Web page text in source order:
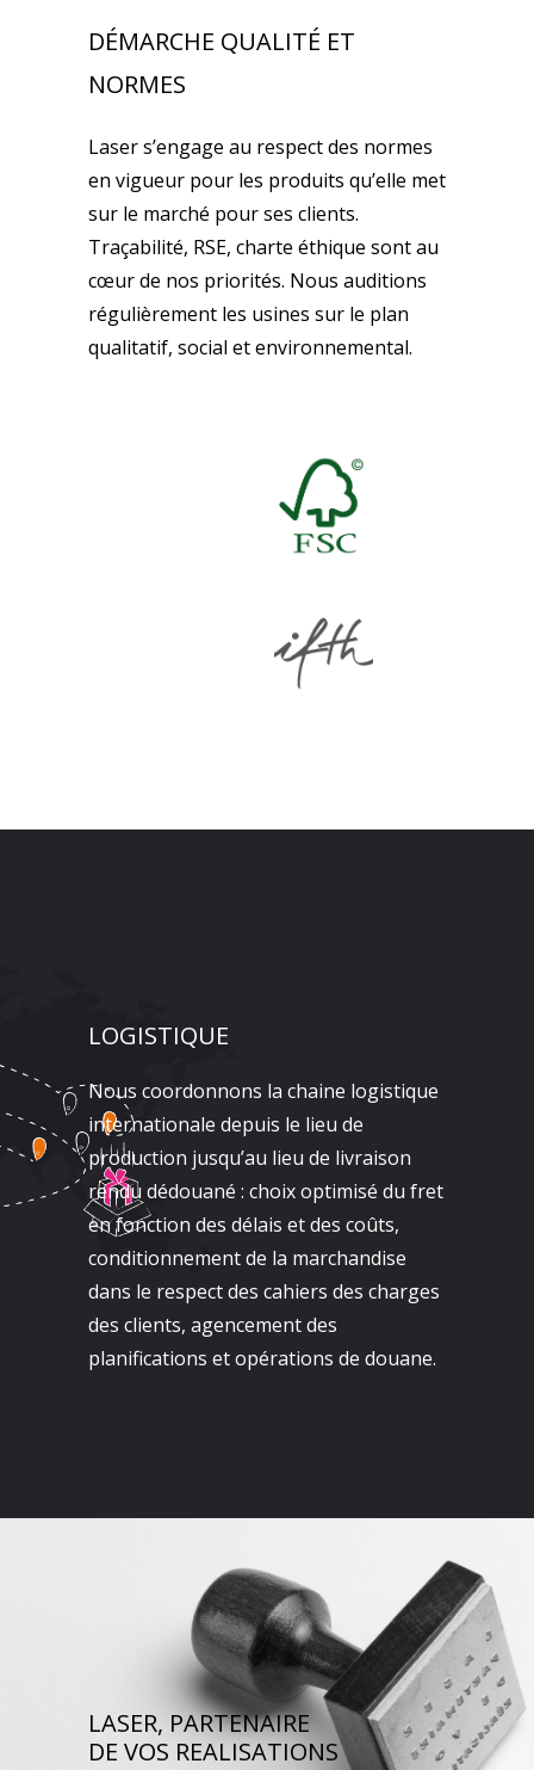
DÉMARCHE QUALITÉ ET
NORMES
Laser s’engage au respect des normes
en vigueur pour les produits qu’elle met
sur le marché pour ses clients.
Traçabilité, RSE, charte éthique sont au
cœur de nos priorités. Nous auditions
régulièrement les usines sur le plan
qualitatif, social et environnemental.
LOGISTIQUE
Nous coordonnons la chaine logistique
internationale depuis le lieu de
production jusqu’au lieu de livraison
rendu dédouané : choix optimisé du fret
en fonction des délais et des coûts,
conditionnement de la marchandise
dans le respect des cahiers des charges
des clients, agencement des
planifications et opérations de douane.
LASER, PARTENAIRE
DE VOS REALISATIONS